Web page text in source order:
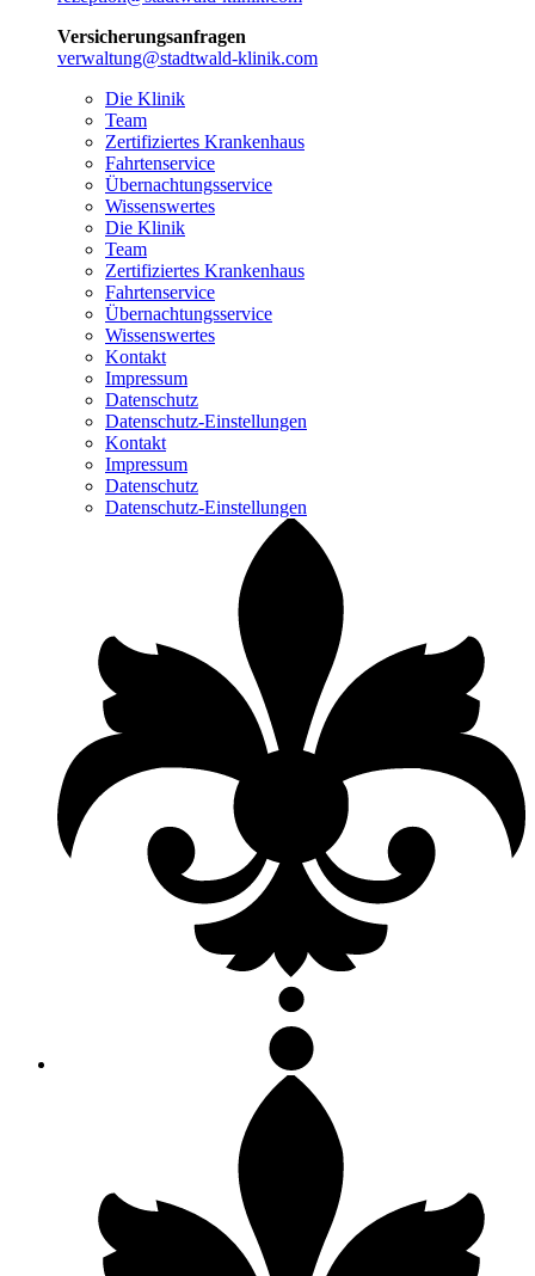
Versicherungsanfragen
verwaltung@stadtwald-klinik.com
Die Klinik
Team
Zertifiziertes Krankenhaus
Fahrtenservice
Übernachtungsservice
Wissenswertes
Die Klinik
Team
Zertifiziertes Krankenhaus
Fahrtenservice
Übernachtungsservice
Wissenswertes
Kontakt
Impressum
Datenschutz
Datenschutz-Einstellungen
Kontakt
Impressum
Datenschutz
Datenschutz-Einstellungen